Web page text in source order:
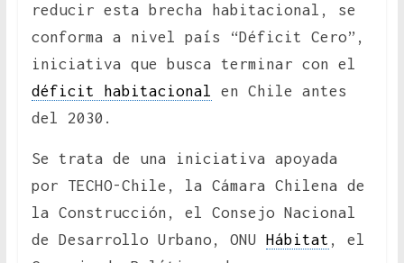
reducir esta brecha habitacional, se
conforma a nivel país “Déficit Cero”,
iniciativa que busca terminar con el
déficit habitacional en Chile antes
del 2030.
Se trata de una iniciativa apoyada
por TECHO-Chile, la Cámara Chilena de
la Construcción, el Consejo Nacional
de Desarrollo Urbano, ONU Hábitat , el